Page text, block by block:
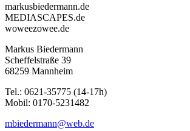
markusbiedermann.de
MEDIASCAPES.de
woweezowee.de
Markus Biedermann
Scheffelstraße 39
68259 Mannheim
Tel.: 0621-35775 (14-17h)
Mobil: 0170-5231482
mbiedermann@web.de